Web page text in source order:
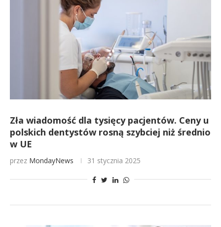
Zła wiadomość dla tysięcy pacjentów. Ceny u
polskich dentystów rosną szybciej niż średnio
w UE
przez MondayNews 31 stycznia 2025